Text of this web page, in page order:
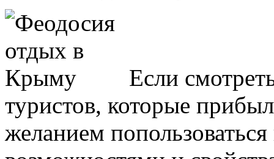
Если
туристов, которые
желанием